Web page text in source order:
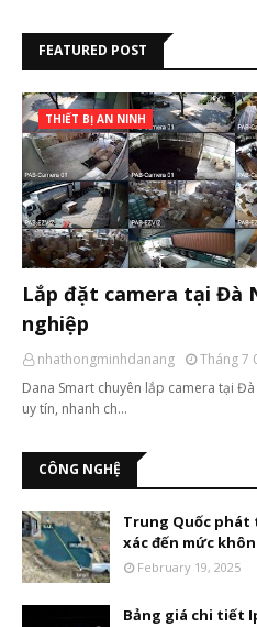
FEATURED POST
THIẾT BỊ AN NINH
Lắp đặt camera tại Đà
nghiệp
nhathongminhdanang
Tháng 7
Dana Smart chuyên lắp camera tại
uy tín, nhanh ch…
CÔNG NGHỆ
Trung Quốc phát
xác đến mức
February 19, 2025
Bảng giá chi tiết